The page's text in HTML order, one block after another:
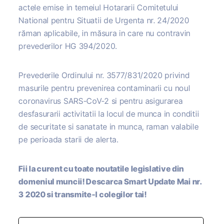
actele emise in temeiul Hotararii Comitetului
National pentru Situatii de Urgenta nr. 24/2020
răman aplicabile, in măsura in care nu contravin
prevederilor HG 394/2020.
Prevederile Ordinului nr. 3577/831/2020 privind
masurile pentru prevenirea contaminarii cu noul
coronavirus SARS-CoV-2 si pentru asigurarea
desfasurarii activitatii la locul de munca in conditii
de securitate si sanatate in munca, raman valabile
pe perioada starii de alerta.
Fii la curent cu toate noutatile legislative din
domeniul muncii! Descarca Smart Update Mai nr.
3 2020 si transmite-l colegilor tai!